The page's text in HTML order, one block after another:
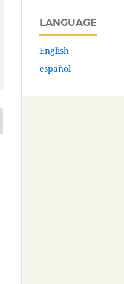
LANGUAGE
English
español